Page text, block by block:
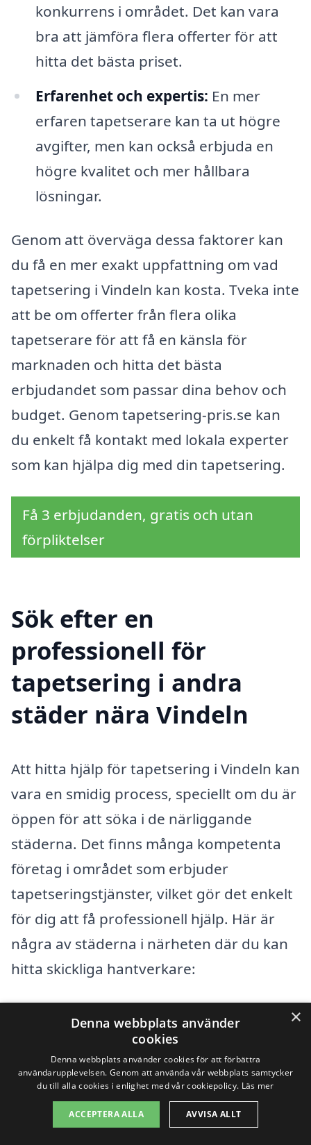
konkurrens i området. Det kan vara
bra att jämföra flera offerter för att
hitta det bästa priset.
Erfarenhet och expertis: En mer
erfaren tapetserare kan ta ut högre
avgifter, men kan också erbjuda en
högre kvalitet och mer hållbara
lösningar.
Genom att överväga dessa faktorer kan
du få en mer exakt uppfattning om vad
tapetsering i Vindeln kan kosta. Tveka inte
att be om offerter från flera olika
tapetserare för att få en känsla för
marknaden och hitta det bästa
erbjudandet som passar dina behov och
budget. Genom tapetsering-pris.se kan
du enkelt få kontakt med lokala experter
som kan hjälpa dig med din tapetsering.
Få 3 erbjudanden, gratis och utan
förpliktelser
Sök efter en
professionell för
tapetsering i andra
städer nära Vindeln
Att hitta hjälp för tapetsering i Vindeln kan
vara en smidig process, speciellt om du är
öppen för att söka i de närliggande
städerna. Det finns många kompetenta
företag i området som erbjuder
tapetseringstjänster, vilket gör det enkelt
för dig att få professionell hjälp. Här är
några av städerna i närheten där du kan
hitta skickliga hantverkare:
Bjurholm
Dorotea
×
Denna webbplats använder
cookies
Denna webbplats använder cookies för att förbättra
användarupplevelsen. Genom att använda vår webbplats samtycker
du till alla cookies i enlighet med vår cookiepolicy. Läs mer
ACCEPTERA ALLA AVVISA ALLT